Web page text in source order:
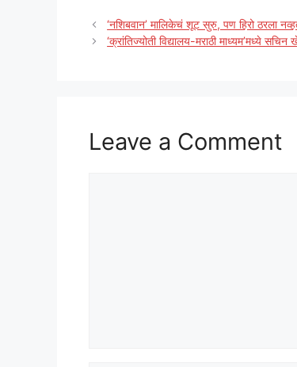
‘नशिबवान’ मालिकेचं शूट सुरु, पण हिरो ठरला
‘क्रांतिज्योती विद्यालय-मराठी माध्यम’मध्ये
Leave a Comment